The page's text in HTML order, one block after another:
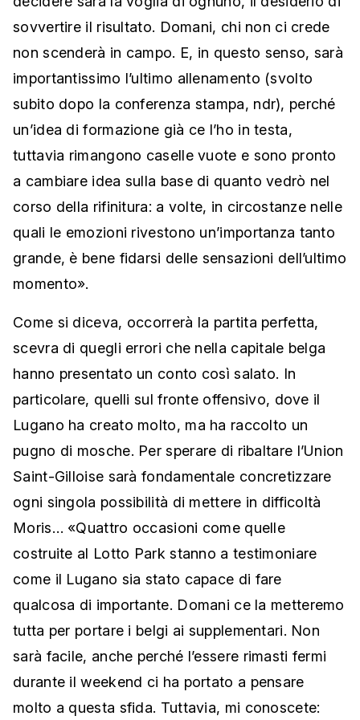
sovvertire il risultato. Domani, chi non ci crede
non scenderà in campo. E, in questo senso, sarà
importantissimo l’ultimo allenamento (svolto
subito dopo la conferenza stampa, ndr), perché
un’idea di formazione già ce l’ho in testa,
tuttavia rimangono caselle vuote e sono pronto
a cambiare idea sulla base di quanto vedrò nel
corso della rifinitura: a volte, in circostanze nelle
quali le emozioni rivestono un’importanza tanto
grande, è bene fidarsi delle sensazioni dell’ultimo
momento».
Come si diceva, occorrerà la partita perfetta,
scevra di quegli errori che nella capitale belga
hanno presentato un conto così salato. In
particolare, quelli sul fronte offensivo, dove il
Lugano ha creato molto, ma ha raccolto un
pugno di mosche. Per sperare di ribaltare l’Union
Saint-Gilloise sarà fondamentale concretizzare
ogni singola possibilità di mettere in difficoltà
Moris… «Quattro occasioni come quelle
costruite al Lotto Park stanno a testimoniare
come il Lugano sia stato capace di fare
qualcosa di importante. Domani ce la metteremo
tutta per portare i belgi ai supplementari. Non
sarà facile, anche perché l’essere rimasti fermi
durante il weekend ci ha portato a pensare
molto a questa sfida. Tuttavia, mi conoscete: